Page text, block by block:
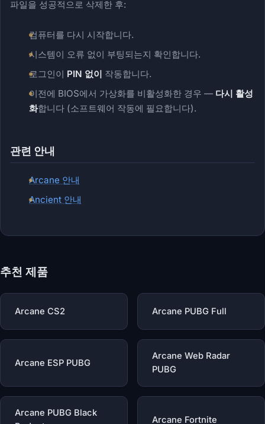
파일을 성공적으로 삭제한 후:
컴퓨터를 다시 시작합니다.
시스템이 오류 없이 부팅되는지 확인합니다.
로그인이 PIN 없이 작동합니다.
이전에 BIOS에서 가상화를 비활성화한 경우 — 다시 활성
화합니다 (소프트웨어 작동에 필요합니다).
관련 안내
Arcane 안내
Ancient 안내
추천 제품
Arcane CS2 Arcane PUBG Full
Arcane ESP PUBG
Arcane Web Radar
PUBG
Arcane PUBG Black
Arcane Fortnite